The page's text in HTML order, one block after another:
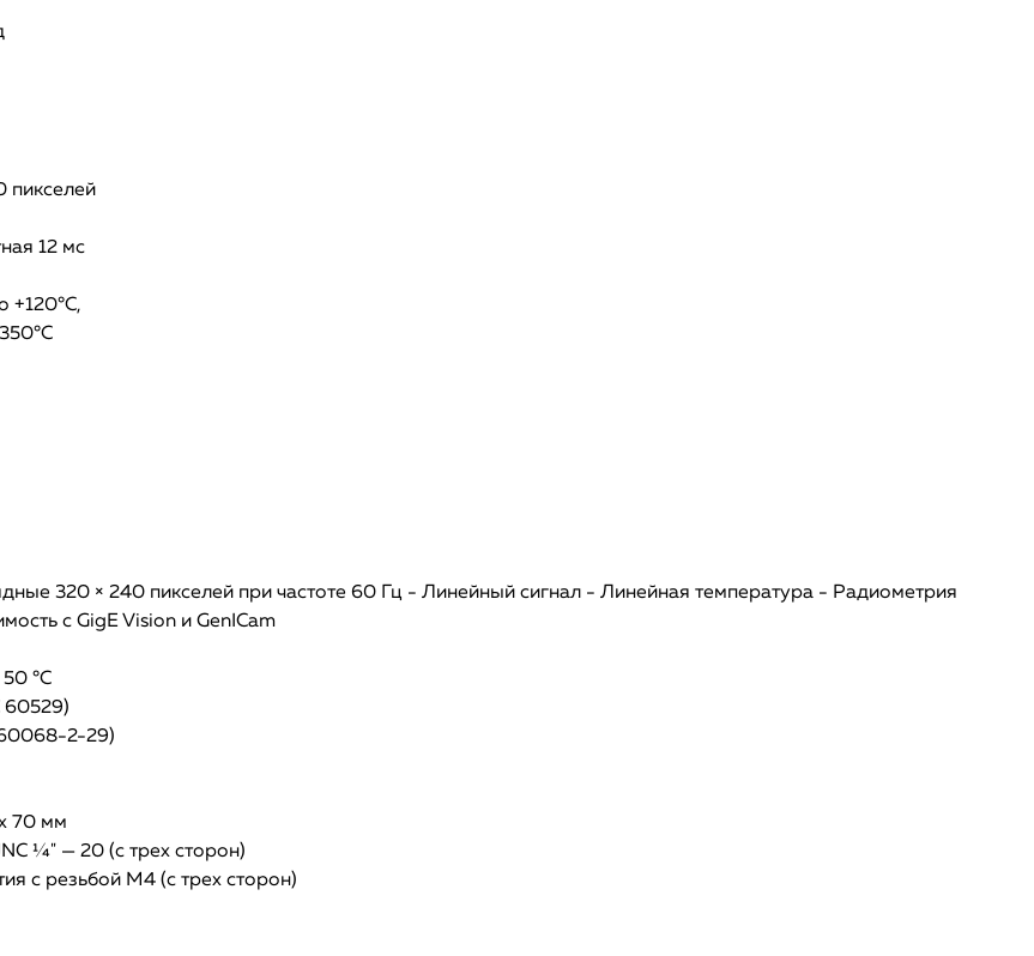
пикселей
12 мс
+120°C,
320 × 240 пикселей при частоте 60 Гц - Линейный сигнал - Линейная температура - Радиометрия
с GigE Vision и GenICam
°C
60529)
2-29)
70 мм
¼" — 20 (с трех сторон)
с резьбой М4 (с трех сторон)